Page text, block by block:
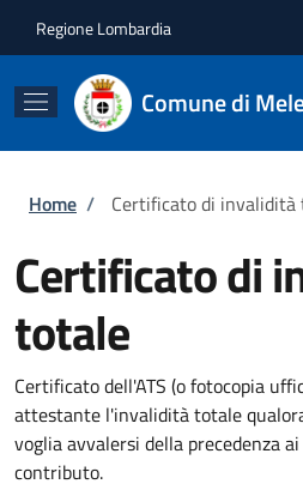
Regione Lombardia
Comune di
Briciole di pane
Home / Certificato di invalidità
Certificato di
totale
Certificato dell'ATS (o fotocopia
attestante l'invalidità totale
voglia avvalersi della precedenza
contributo.